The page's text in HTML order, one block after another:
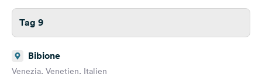
Tag 9
Bibione
Venezia, Venetien, Italien